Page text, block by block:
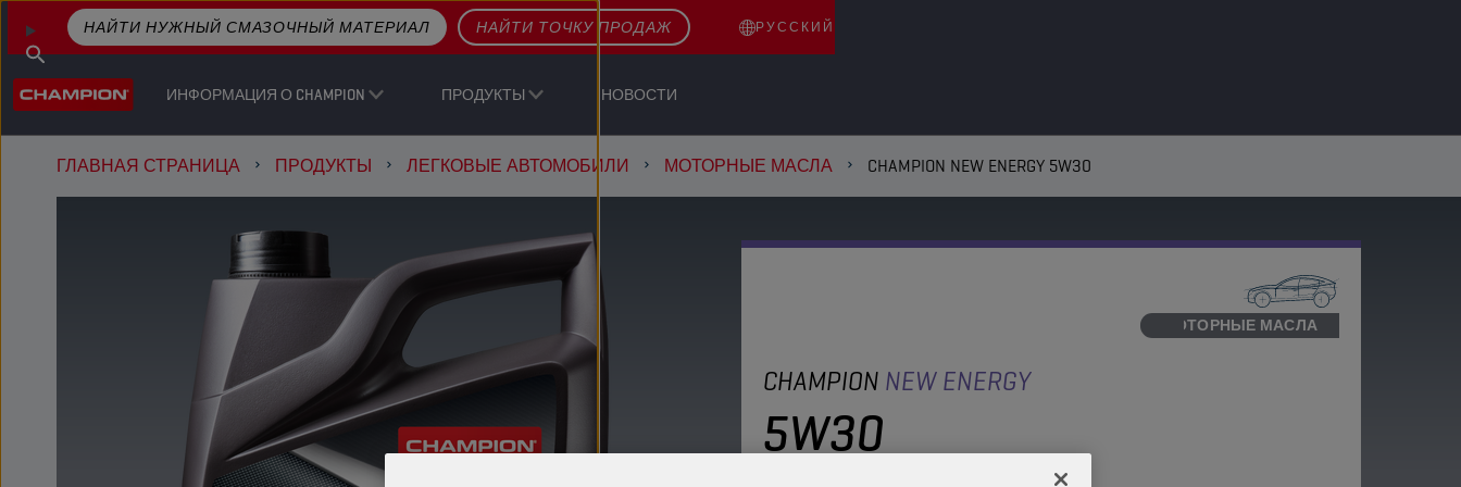
ИНФОРМАЦИЯ О CHAMPION ПРОДУКТЫ НОВОСТИ
НАЙТИ НУЖНЫЙ СМАЗОЧНЫЙ МАТЕРИАЛ НАЙТИ ТОЧКУ ПРОДАЖ РУССКИЙ
ГЛАВНАЯ СТРАНИЦА ПРОДУКТЫ ЛЕГКОВЫЕ АВТОМОБИЛИ МОТОРНЫЕ МАСЛА CHAMPION NEW ENERGY 5W30
МОТОРНЫЕ МАСЛА
CHAMPION NEW ENERGY
5W30